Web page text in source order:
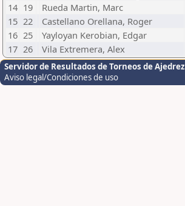
14 19 Rueda Martin, Marc
15 22 Castellano Orellana, Roger
16 25 Yayloyan Kerobian, Edgar
17 26 Vila Extremera, Alex
Servidor de Resultados de Torneos de Ajedrez
Aviso legal/Condiciones de uso